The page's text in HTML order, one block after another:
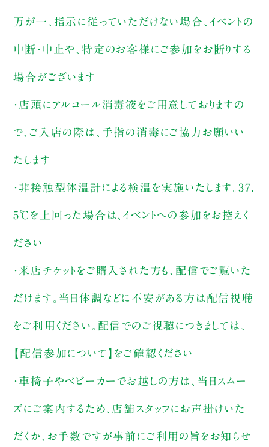
万が一、指示に従っていただけない場合、イベントの
中断・中止や、特定のお客様にご参加をお断りする
場合がございます
・店頭にアルコール消毒液をご用意しておりますの
で、ご入店の際は、手指の消毒にご協力お願いい
たします
・非接触型体温計による検温を実施いたします。37.
5℃を上回った場合は、イベントへの参加をお控えく
ださい
・来店チケットをご購入された方も、配信でご覧いた
だけます。当日体調などに不安がある方は配信視聴
をご利用ください。配信でのご視聴につきましては、
【配信参加について】をご確認ください
・車椅子やベビーカーでお越しの方は、当日スムー
ズにご案内するため、店舗スタッフにお声掛けいた
だくか、お手数ですが事前にご利用の旨をお知らせ